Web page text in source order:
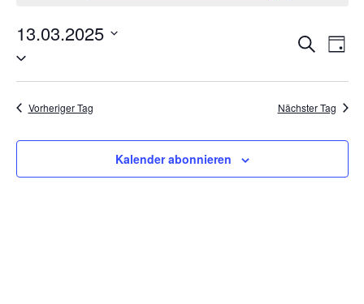
UND
Suche
Tag
13.03.2025
Datum
Vorheriger Tag Nächster Tag
Kalender abonnieren